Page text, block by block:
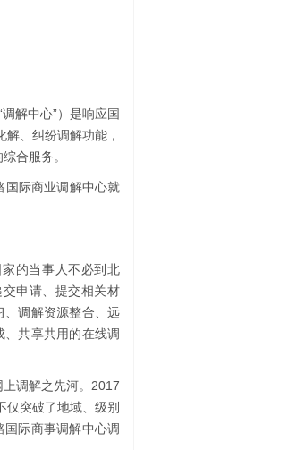
解中心”）是响应国
、纠纷调解功能，
合服务。
国际商业调解中心就
的当事人不必到北
申请、提交相关材
、调解资源整合、远
共享共用的在线调
调解之先河。2017
突破了地域、级别
际商事调解中心调